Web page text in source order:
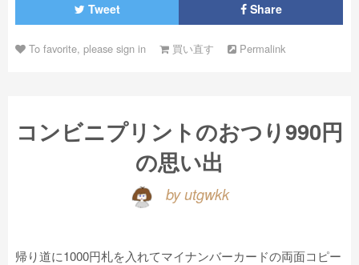
Tweet Share
To favorite, please sign in 買い直す Permalink
コンビニプリントのおつり990円
の思い出
by utgwkk
帰り道に1000円札を入れてマイナンバーカードの両面コピー